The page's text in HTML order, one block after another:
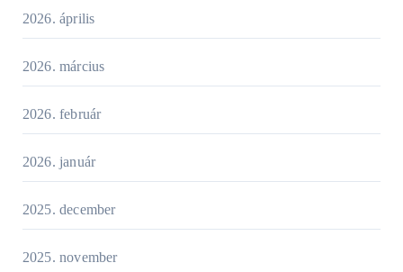
2026. április
2026. március
2026. február
2026. január
2025. december
2025. november